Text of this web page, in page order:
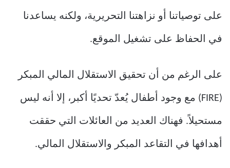
على توصياتنا أو نزاهتنا التحريرية، ولكنه يساعدنا
في الحفاظ على تشغيل الموقع.
على الرغم من أن تحقيق الاستقلال المالي المبكر
(FIRE) مع وجود أطفال يُعدّ تحديًا أكبر، إلا أنه ليس
مستحيلاً. فهناك العديد من العائلات التي حققت
أهدافها في التقاعد المبكر والاستقلال المالي.